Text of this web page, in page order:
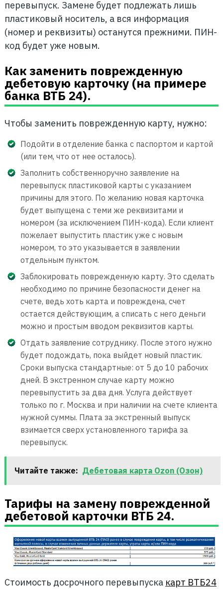
перевыпуск. Замене будет подлежать лишь
пластиковый носитель, а вся информация
(номер и реквизиты) останутся прежними. ПИН-
код будет уже новым.
Как заменить поврежденную
дебетовую карточку (на примере
банка ВТБ 24).
Чтобы заменить поврежденную карту, нужно:
Подойти в отделение банка с паспортом и картой
(или тем, что от нее осталось).
Заполнить собственноручно заявление на
перевыпуск пластиковой карты с указанием
причины для этого. По желанию новая карточка
будет выпущена с теми же реквизитами и
номером (за исключением ПИН-кода). Если клиент
пожелает выпустить пластик уже с новым
номером, то это указывается в заявлении
отдельным пунктом.
Заблокировать поврежденную карту. Это сделать
необходимо по причине безопасности денег на
счете, ведь хоть карта и повреждена, счет
остается действующим, а списать с него деньги
можно и простым вводом реквизитов карты.
Отдать заявление сотруднику. После этого нужно
будет подождать, пока выйдет новый пластик.
Сроки выпуска стандартные: от 5 до 10 рабочих
дней. В экстренном случае карту можно
перевыпустить за два дня. Услуга действует
только по г. Москва и при наличии на счете клиента
нужной суммы. Плата за экстренный выпуск
взимается сверх установленного тарифа за
перевыпуск.
Читайте также: Дебетовая карта Ozon (Озон)
Тарифы на замену поврежденной
дебетовой карточки ВТБ 24.
Стоимость досрочного перевыпуска карт ВТБ24